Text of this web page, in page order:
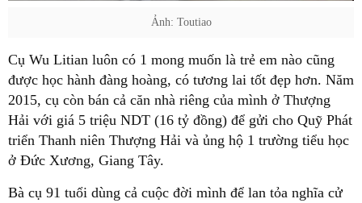
Ảnh: Toutiao
Cụ Wu Litian luôn có 1 mong muốn là trẻ em nào cũng
được học hành đàng hoàng, có tương lai tốt đẹp hơn. Năm
2015, cụ còn bán cả căn nhà riêng của mình ở Thượng
Hải với giá 5 triệu NDT (16 tỷ đồng) để gửi cho Quỹ Phát
triển Thanh niên Thượng Hải và ủng hộ 1 trường tiểu học
ở Đức Xương, Giang Tây.
Bà cụ 91 tuổi dùng cả cuộc đời mình để lan tỏa nghĩa cử